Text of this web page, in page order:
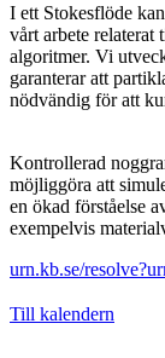
I ett Stokesflöde
vårt arbete
algoritmer. Vi
garanterar att
nödvändig för att
Kontrollerad
möjliggöra att
en ökad förståelse
exempelvis
urn.kb.se/
Till kalendern